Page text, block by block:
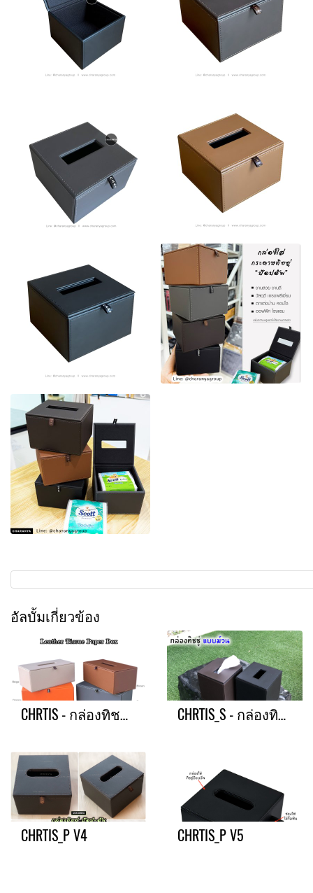
อัลบั้มเกี่ยวข้อง
CHRTIS - กล่องทิชชู่แผ่นใหญ่ CHRTIS_S - กล่องทิชชู่แบบม้วน
CHRTIS_P V4 CHRTIS_P V5